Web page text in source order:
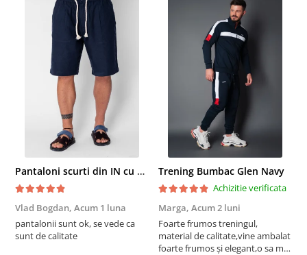
Pantaloni scurti din IN cu nasture si snur Navy
Vlad Bogdan, Acum 1 luna
pantalonii sunt ok, se vede ca
sunt de calitate
Trening Bumbac Glen Navy
Achizitie verificata
Marga, Acum 2 luni
Foarte frumos treningul,
material de calitate,vine ambalat
foarte frumos și elegant,o sa mai